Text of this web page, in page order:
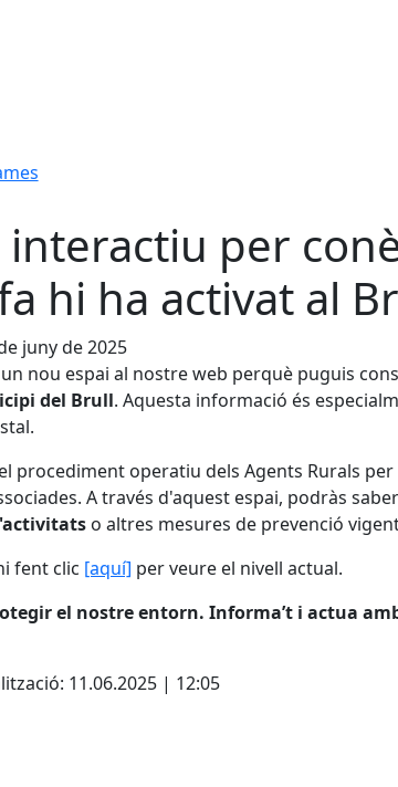
interactiu per
hi ha activat al
juny de 2025
nou espai al nostre web perquè puguis
del Brull. Aquesta informació és
procediment operatiu dels Agents Rurals
A través d'aquest espai, podràs
o altres mesures de prevenció
fent clic [aquí] per veure el nivell actual.
el nostre entorn. Informa’t i actua
11.06.2025 | 12:05